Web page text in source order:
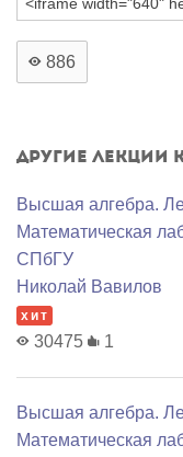
886
Другие лекции
Высшая алгебра.
Математичеcкая
СПбГУ
Николай Вавилов
хит
30475 1
Высшая алгебра.
Математичеcкая